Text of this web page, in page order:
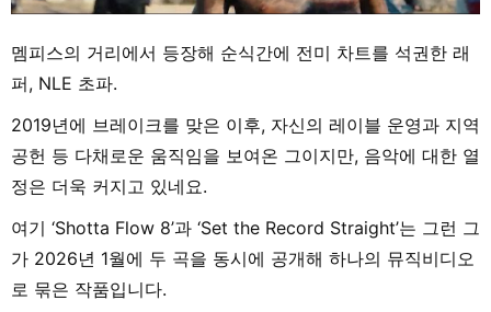
멤피스의 거리에서 등장해 순식간에 전미 차트를 석권한 래
퍼, NLE 초파.
2019년에 브레이크를 맞은 이후, 자신의 레이블 운영과 지역
공헌 등 다채로운 움직임을 보여온 그이지만, 음악에 대한 열
정은 더욱 커지고 있네요.
여기 ‘Shotta Flow 8’과 ‘Set the Record Straight’는 그런 그
가 2026년 1월에 두 곡을 동시에 공개해 하나의 뮤직비디오
로 묶은 작품입니다.